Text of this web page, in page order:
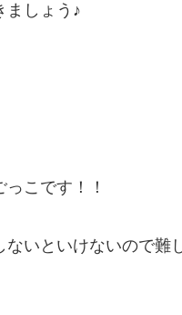
ましょう♪
こです！！
いといけないので難